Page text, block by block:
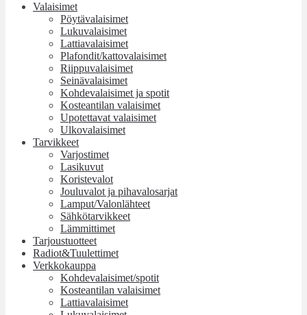
Valaisimet
Pöytävalaisimet
Lukuvalaisimet
Lattiavalaisimet
Plafondit/kattovalaisimet
Riippuvalaisimet
Seinävalaisimet
Kohdevalaisimet ja spotit
Kosteantilan valaisimet
Upotettavat valaisimet
Ulkovalaisimet
Tarvikkeet
Varjostimet
Lasikuvut
Koristevalot
Jouluvalot ja pihavalosarjat
Lamput/Valonlähteet
Sähkötarvikkeet
Lämmittimet
Tarjoustuotteet
Radiot&Tuulettimet
Verkkokauppa
Kohdevalaisimet/spotit
Kosteantilan valaisimet
Lattiavalaisimet